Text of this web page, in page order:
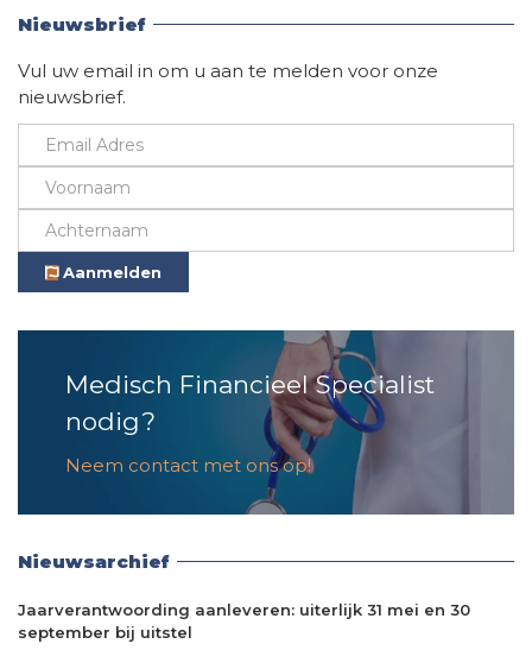
Nieuwsbrief
Vul uw email in om u aan te melden voor onze
nieuwsbrief.
Aanmelden
Medisch Financieel Specialist
nodig?
Neem contact met ons op!
Nieuwsarchief
Jaarverantwoording aanleveren: uiterlijk 31 mei en 30
september bij uitstel